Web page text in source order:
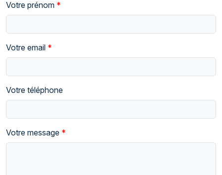
Votre prénom
Votre email
Votre téléphone
Votre message